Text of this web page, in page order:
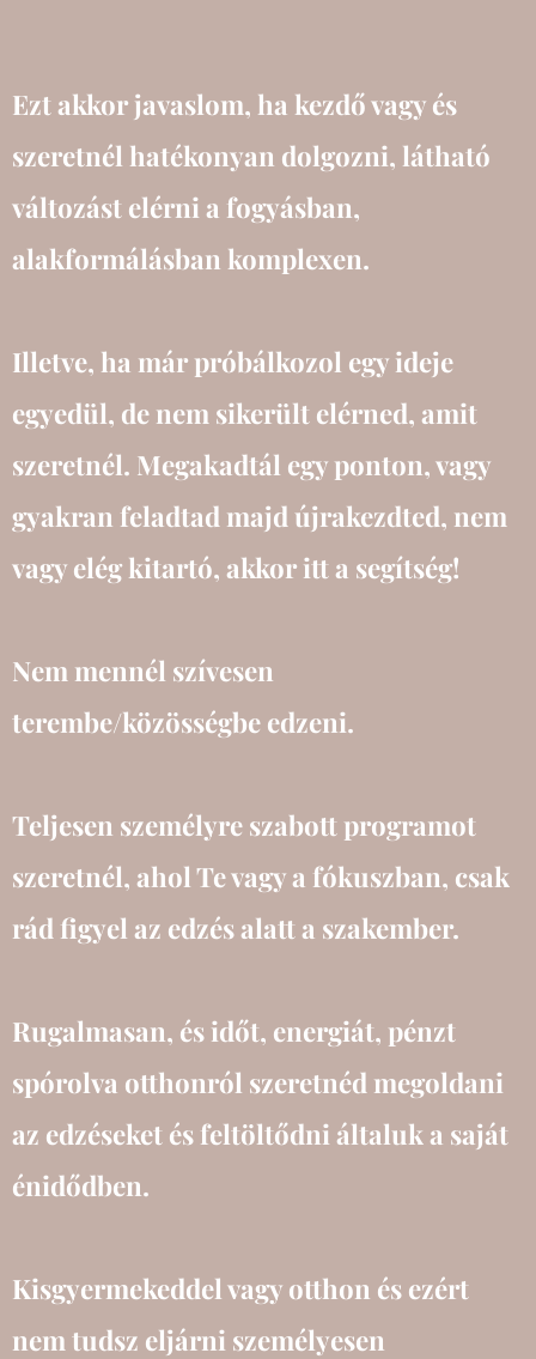
Ezt akkor javaslom, ha kezdő vagy és
szeretnél hatékonyan dolgozni, látható
változást elérni a fogyásban,
alakformálásban komplexen.
Illetve, ha már próbálkozol egy ideje
egyedül, de nem sikerült elérned, amit
szeretnél. Megakadtál egy ponton, vagy
gyakran feladtad majd újrakezdted, nem
vagy elég kitartó, akkor itt a segítség!
Nem mennél szívesen
terembe/közösségbe edzeni.
Teljesen személyre szabott programot
szeretnél, ahol Te vagy a fókuszban, csak
rád figyel az edzés alatt a szakember.
Rugalmasan, és időt, energiát, pénzt
spórolva otthonról szeretnéd megoldani
az edzéseket és feltöltődni általuk a saját
énidődben.
Kisgyermekeddel vagy otthon és ezért
nem tudsz eljárni személyesen